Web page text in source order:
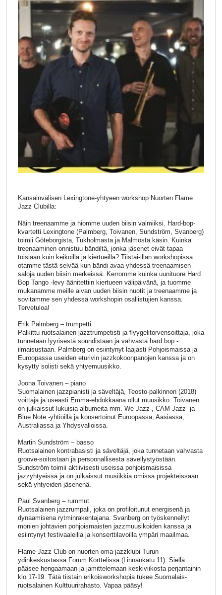
Kansainvälisen Lexingtone-yhtyeen workshop Nuorten Flame
Jazz Clubilla:
Näin treenaamme ja hiomme uuden biisin valmiiksi. Hard-bop-
kvartetti Lexingtone (Palmberg, Toivanen, Sundström, Svanberg)
toimii Göteborgista, Tukholmasta ja Malmöstä käsin. Kuinka
treenaaminen onnistuu bändiltä, jonka jäsenet eivät tapaa
toisiaan kuin keikoilla ja kiertueilla? Tiistai-illan workshopissa
otamme tästä selvää kun bändi avaa yhdessä treenaamisen
saloja uuden biisin merkeissä. Kerromme kuinka uunituore Hard
Bop Tango -levy äänitettiin kiertueen välipäivänä, ja tuomme
mukanamme meille aivan uuden biisin nuotit ja treenaamme ja
sovitamme sen yhdessä workshopin osallistujien kanssa.
Tervetuloa!
Erik Palmberg – trumpetti
Palkittu ruotsalainen jazztrumpetisti ja flyygelitorvensoittaja, joka
tunnetaan lyyrisestä soundistaan ja vahvasta hard bop -
ilmaisustaan. Palmberg on esiintynyt laajasti Pohjoismaissa ja
Euroopassa useiden eturivin jazzkokoonpanojen kanssa ja on
kysytty solisti sekä yhtyemuusikko.
Joona Toivanen – piano
Suomalainen jazzpianisti ja säveltäjä, Teosto-palkinnon (2018)
voittaja ja useasti Emma-ehdokkaana ollut muusikko. Toivanen
on julkaissut lukuisia albumeita mm. We Jazz-, CAM Jazz- ja
Blue Note -yhtiöillä ja konsertoinut Euroopassa, Aasiassa,
Australiassa ja Yhdysvalloissa.
Martin Sundström – basso
Ruotsalainen kontrabasisti ja säveltäjä, joka tunnetaan vahvasta
groove-soitostaan ja persoonallisesta sävellystyöstään.
Sundström toimii aktiivisesti useissa pohjoismaisissa
jazzyhtyeissä ja on julkaissut musiikkia omissa projekteissaan
sekä yhtyeiden jäsenenä.
Paul Svanberg – rummut
Ruotsalainen jazzrumpali, joka on profiloitunut energisenä ja
dynaamisena rytminrakentajana. Svanberg on työskennellyt
monien johtavien pohjoismaisten jazzmuusikoiden kanssa ja
esiintynyt festivaaleilla ja konserttilavoilla ympäri maailmaa.
Flame Jazz Club on nuorten oma jazzklubi Turun
ydinkeskustassa Forum Korttelissa (Linnankatu 11). Siellä
pääsee hengaamaan ja jamittelemaan keskiviikosta perjantaihin
klo 17-19. Tätä tiistain erikoisworkshopia tukee Suomalais-
ruotsalainen Kulttuurirahasto. Vapaa pääsy!